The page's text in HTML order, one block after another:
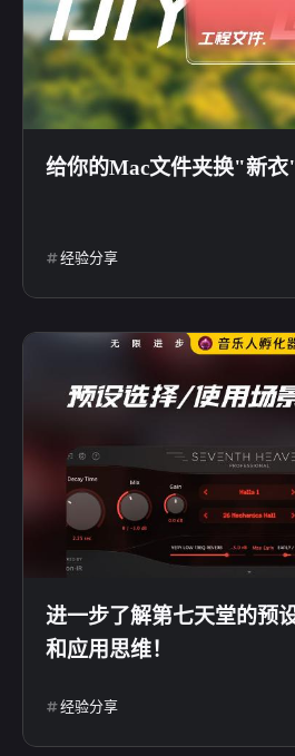
微信
给你的Mac文件夹换"新衣"
经验分享
进一步了解第七天堂的预
和应用思维！
经验分享